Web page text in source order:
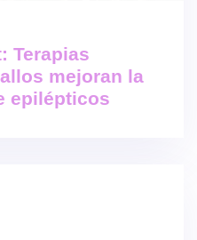
Terapias
mejoran la
epilépticos